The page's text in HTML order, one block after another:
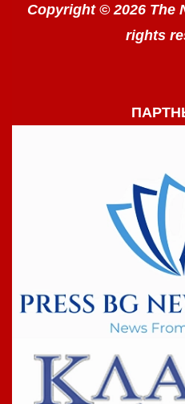
Copyright © 2026 The
rights